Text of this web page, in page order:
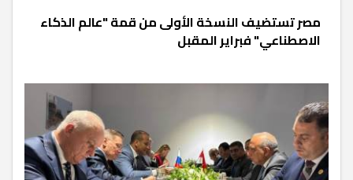
مصر تستضيف النسخة الأولى من قمة "عالم الذكاء
الاصطناعي" فبراير المقبل